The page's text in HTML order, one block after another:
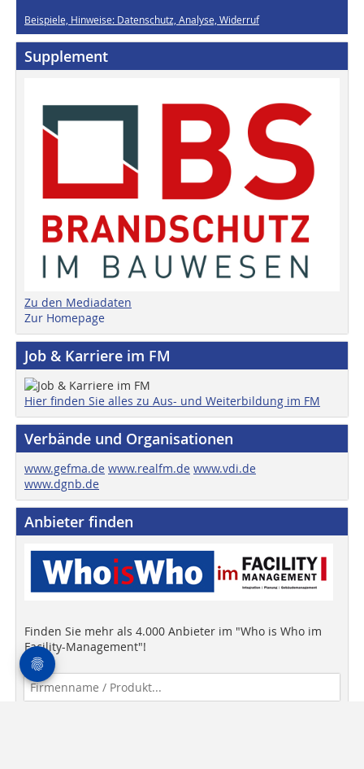
Beispiele, Hinweise: Datenschutz, Analyse, Widerruf
Supplement
Zu den Mediadaten
Zur Homepage
Job & Karriere im FM
Hier finden Sie alles zu Aus- und Weiterbildung im FM
Verbände und Organisationen
www.gefma.de www.realfm.de www.vdi.de
www.dgnb.de
Anbieter finden
Finden Sie mehr als 4.000 Anbieter im "Who is Who im
Facility-Management"!